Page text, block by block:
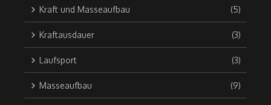
Kraft und Masseaufbau (5)
Kraftausdauer (3)
Laufsport (3)
Masseaufbau (9)